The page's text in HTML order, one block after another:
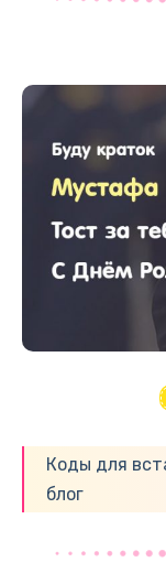
Коды для
блог